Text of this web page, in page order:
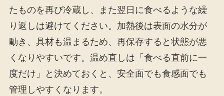
たものを再び冷蔵し、また翌日に食べるような繰
り返しは避けてください。加熱後は表面の水分が
動き、具材も温まるため、再保存すると状態が悪
くなりやすいです。温め直しは「食べる直前に一
度だけ」と決めておくと、安全面でも食感面でも
管理しやすくなります。